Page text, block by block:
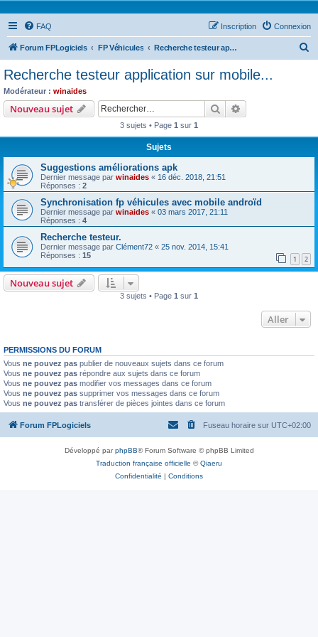
FAQ Connexion
Inscription
Forum FPLogiciels FP Véhicules Recherche testeur application sur mobile...
Recherche testeur application sur mobile...
Modérateur : winaides
Nouveau sujet Rechercher
3 sujets • Page 1 sur 1
Sujets
Suggestions améliorations apk
Dernier message par winaides « 16 déc. 2018, 21:51
Réponses : 2
Synchronisation fp véhicules avec mobile androïd
Dernier message par winaides « 03 mars 2017, 21:11
Réponses : 4
Recherche testeur.
Dernier message par Clément72 « 25 nov. 2014, 15:41
Réponses : 15 1 2
Nouveau sujet
3 sujets • Page 1 sur 1
Aller
PERMISSIONS DU FORUM
Vous ne pouvez pas publier de nouveaux sujets dans ce forum
Vous ne pouvez pas répondre aux sujets dans ce forum
Vous ne pouvez pas modifier vos messages dans ce forum
Vous ne pouvez pas supprimer vos messages dans ce forum
Vous ne pouvez pas transférer de pièces jointes dans ce forum
Forum FPLogiciels Fuseau horaire sur UTC+02:00
Développé parphpBB® Forum Software © phpBB Limited
Traduction française officielle ©Qiaeru
Confidentialité | Conditions